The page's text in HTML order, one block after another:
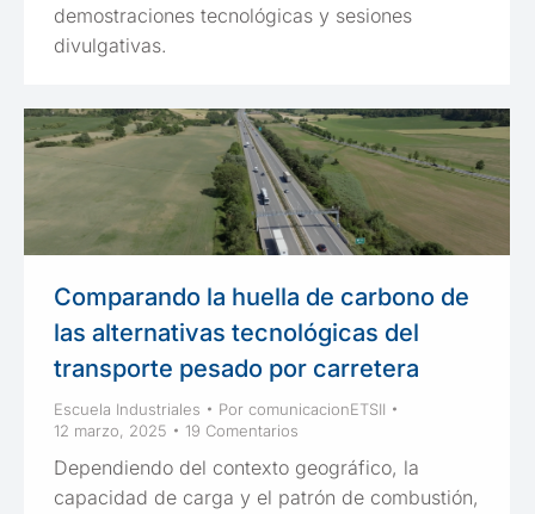
demostraciones tecnológicas y sesiones
divulgativas.
Comparando la huella de carbono de
las alternativas tecnológicas del
transporte pesado por carretera
Escuela Industriales Por comunicacionETSII
12 marzo, 2025
19 Comentarios
Dependiendo del contexto geográfico, la
capacidad de carga y el patrón de combustión,